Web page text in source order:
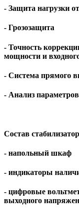
- Защита нагрузки
- Грозозащита
- Точность
мощности и
- Система прямого
- Анализ
Состав
- напольный шкаф
- индикаторы
- цифровые
выходного